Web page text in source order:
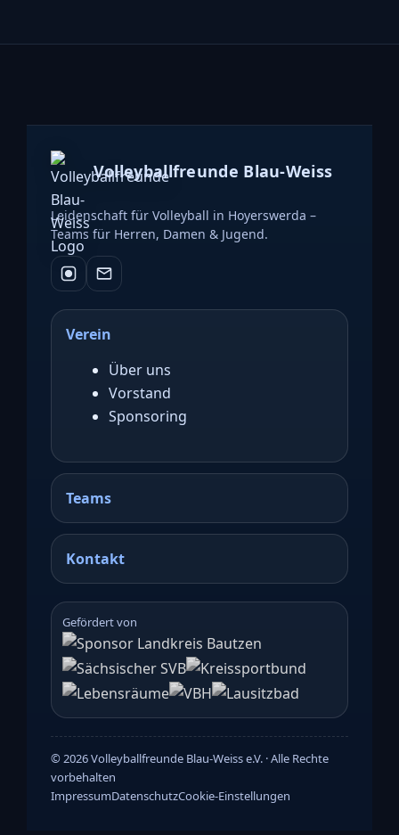
Volleyballfreunde Blau-Weiss
Leidenschaft für Volleyball in Hoyerswerda –
Teams für Herren, Damen & Jugend.
Verein
Über uns
Vorstand
Sponsoring
Teams
Kontakt
Gefördert von
© 2026Volleyballfreunde Blau-Weiss e.V. · Alle Rechte
vorbehalten
ImpressumDatenschutzCookie-Einstellungen